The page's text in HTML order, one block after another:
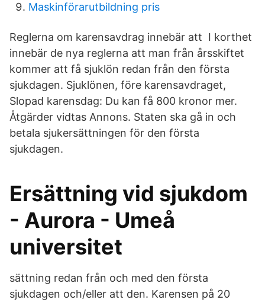
Maskinförarutbildning pris
Reglerna om karensavdrag innebär att I korthet
innebär de nya reglerna att man från årsskiftet
kommer att få sjuklön redan från den första
sjukdagen. Sjuklönen, före karensavdraget,
Slopad karensdag: Du kan få 800 kronor mer.
Åtgärder vidtas Annons. Staten ska gå in och
betala sjukersättningen för den första
sjukdagen.
Ersättning vid sjukdom
- Aurora - Umeå
universitet
sättning redan från och med den första
sjukdagen och/eller att den. Karensen på 20